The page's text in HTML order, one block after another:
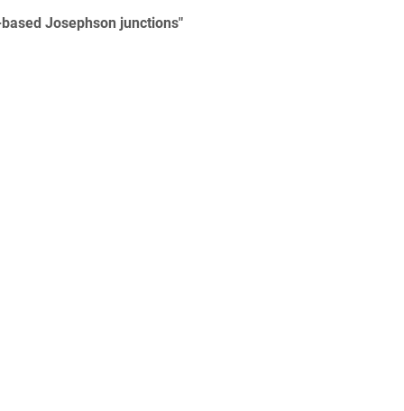
Josephson junctions"